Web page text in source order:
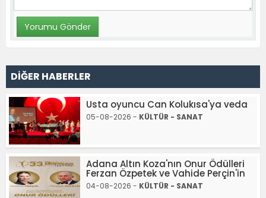
DİĞER HABERLER
Usta oyuncu Can Kolukısa'ya veda
05-08-2026 - KÜLTÜR - SANAT
Adana Altın Koza'nın Onur Ödülleri
Ferzan Özpetek ve Vahide Perçin'in
04-08-2026 - KÜLTÜR - SANAT